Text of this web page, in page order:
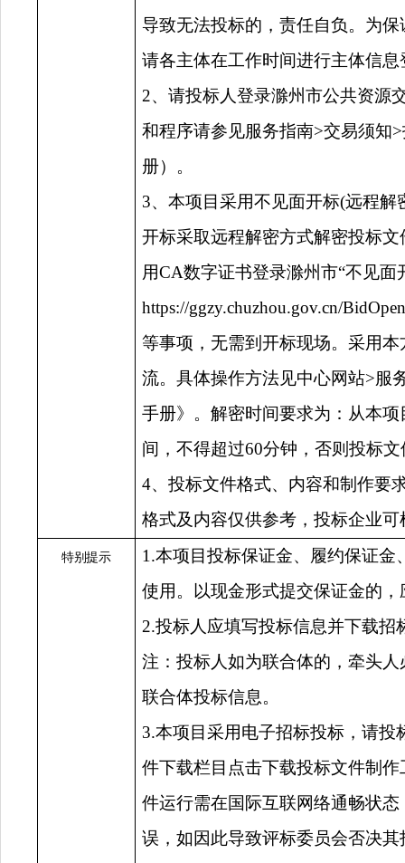
导致无法投标的，责任自负。为
请各主体在工作时间进行主体信
2、请投标人登录滁州市公共资源
和程序请参见服务指南>交易须知
册）。
3、本项目采用不见面开标(远程
开标采取远程解密方式解密投标
用CA数字证书登录滁州市“不见面
https://ggzy.chuzhou.gov.cn/
等事项，无需到开标现场。采用
流。具体操作方法见中心网站>服
手册》。解密时间要求为：从本
间，不得超过60分钟，否则投标
4、投标文件格式、内容和制作要
格式及内容仅供参考，投标企业
特别提示 1 .本项目投标保证金、履约保证
使用。以现金形式提交保证金的
2.投标人应填写投标信息并下载
注：投标人如为联合体的，牵头
联合体投标信息。
3.本项目采用电子招标投标，请
件下载栏目点击下载投标文件制
件运行需在国际互联网络通畅状
误，如因此导致评标委员会否决